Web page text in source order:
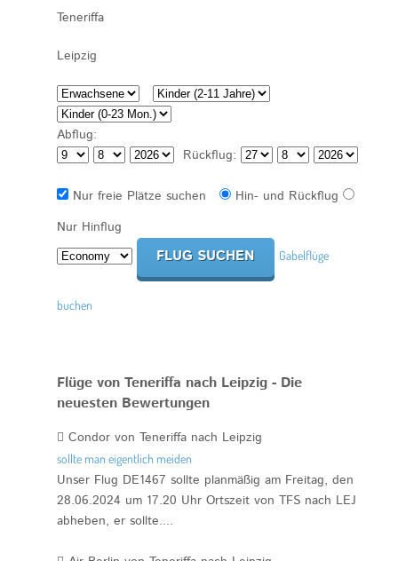
Abflug:
Rückflug:
Nur freie Plätze suchen
Hin- und Rückflug
Nur Hinflug
Gabelflüge
buchen
Flüge von Teneriffa nach Leipzig - Die
neuesten Bewertungen
Condor von Teneriffa nach Leipzig
sollte man eigentlich meiden
Unser Flug DE1467 sollte planmäßig am Freitag, den
28.06.2024 um 17.20 Uhr Ortszeit von TFS nach LEJ
abheben, er sollte....